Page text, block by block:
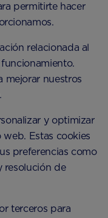
permitirte hacer
relacionada al
mejorar nuestros
y optimizar
Estas cookies
preferencias como
resolución de
terceros para